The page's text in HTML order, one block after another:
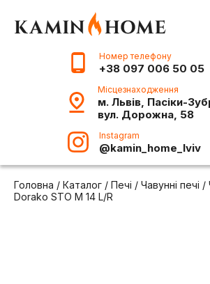
Номер телефону
+38 097 006 50 05
Місцезнаходження
м. Львів, Пасіки-
вул. Дорожна, 58
Instagram
@kamin_home_lviv
Головна / Каталог / Печі / Чавунні печі /
Dorako STO M 14 L/R